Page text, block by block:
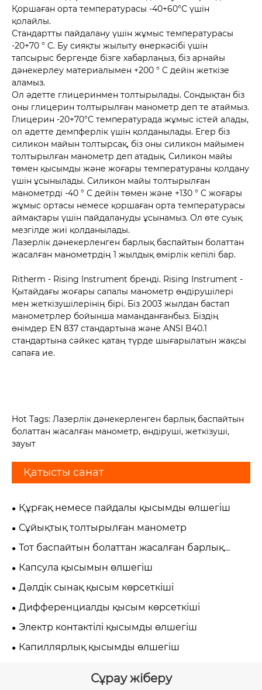
Қоршаған орта температурасы -40+60°С үшін
қолайлы.
Стандартты пайдалану үшін жұмыс температурасы
-20+70 ° C. Бу сияқты жылыту өнеркәсібі үшін
тапсырыс бергенде бізге хабарлаңыз, біз арнайы
дәнекерлеу материалымен +200 ° C дейін жеткізе
аламыз.
Ол әдетте глицеринмен толтырылады. Сондықтан біз
оны глицерин толтырылған манометр деп те атаймыз.
Глицерин -20+70°С температурада жұмыс істей алады,
ол әдетте демпферлік үшін қолданылады. Егер біз
силикон майын толтырсақ, біз оны силикон майымен
толтырылған манометр деп атадық. Силикон майы
төмен қысымды және жоғары температураны қолдану
үшін ұсынылады. Силикон майы толтырылған
манометрді -40 ° C дейін төмен және +130 ° C жоғары
жұмыс ортасы немесе қоршаған орта температурасы
аймақтары үшін пайдалануды ұсынамыз. Ол өте суық
мезгілде жиі қолданылады.
Лазерлік дәнекерленген барлық баспайтын болаттан
жасалған манометрдің 1 жылдық өмірлік кепілі бар.
Ritherm - Rising Instrument бренді. Rising Instrument -
Қытайдағы жоғары сапалы манометр өндірушілері
мен жеткізушілерінің бірі. Біз 2003 жылдан бастап
манометрлер бойынша маманданғанбыз. Біздің
өнімдер EN 837 стандартына және ANSI B40.1
стандартына сәйкес қатаң түрде шығарылатын жақсы
сапаға ие.
Hot Tags: Лазерлік дәнекерленген барлық баспайтын
болаттан жасалған манометр, өндіруші, жеткізуші,
зауыт
Қатысты санат
Құрғақ немесе пайдалы қысымды өлшегіш
Сұйықтық толтырылған манометр
Тот баспайтын болаттан жасалған барлық
қысымды өлшегіш
Капсула қысымын өлшегіш
Дәлдік сынақ қысым көрсеткіші
Дифференциалды қысым көрсеткіші
Электр контактілі қысымды өлшегіш
Капиллярлық қысымды өлшегіш
Сұрау жіберу